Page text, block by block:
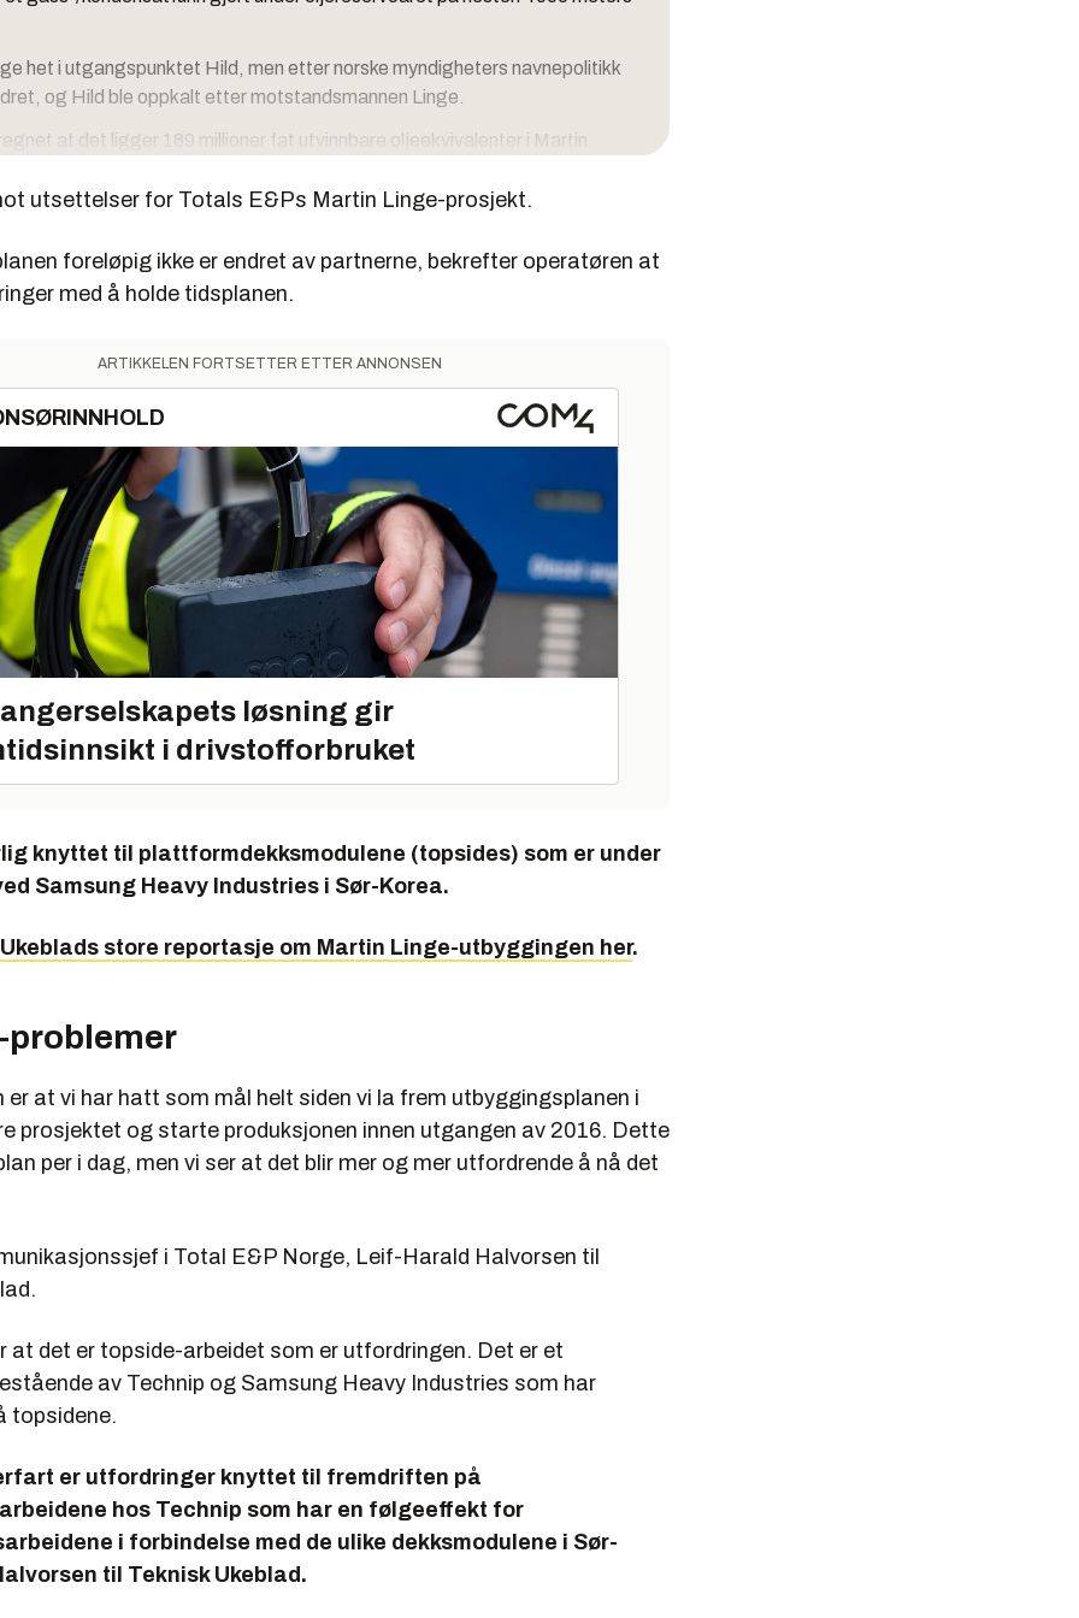
het i utgangspunktet Hild, men etter norske myndigheters navne­politikk
og Hild ble oppkalt etter motstandsmannen Linge.
at det ligger 189 millioner fat utvinnbare oljeekvivalenter i Martin
reservoarer og vanskelige forhold har gjort at det har tatt flere tiår før man
har planlagt oppstart sent i 2016.
utsettelser for Totals E&Ps Martin Linge-prosjekt.
foreløpig ikke er endret av partnerne, bekrefter operatøren at
med å holde tidsplanen.
ARTIKKELEN FORTSETTER ETTER ANNONSEN
løsning gir
i drivstofforbruket
knyttet til plattformdekksmodulene (topsides) som er under
Samsung Heavy Industries i Sør-Korea.
store reportasje om Martin Linge-utbyggingen her.
problemer
er at vi har hatt som mål helt siden vi la frem utbyggingsplanen i
prosjektet og starte produksjonen innen utgangen av 2016. Dette
per i dag, men vi ser at det blir mer og mer utfordrende å nå det
i Total E&P Norge, Leif-Harald Halvorsen til
at det er topside-arbeidet som er utfordringen. Det er et
av Technip og Samsung Heavy Industries som har
topsidene.
er utfordringer knyttet til fremdriften på
hos Technip som har en følgeeffekt for
i forbindelse med de ulike dekksmodulene i Sør-
til Teknisk Ukeblad.